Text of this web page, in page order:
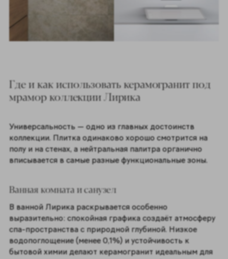
Где и как использовать керамогранит под
мрамор коллекции Лирика
Универсальность — одно из главных достоинств
коллекции. Плитка одинаково хорошо смотрится на
полу и на стенах, а нейтральная палитра органично
вписывается в самые разные функциональные зоны.
Ванная комната и санузел
В ванной Лирика раскрывается особенно
выразительно: спокойная графика создаёт атмосферу
спа-пространства с природной глубиной. Низкое
водопоглощение (менее 0,1%) и устойчивость к
бытовой химии делают керамогранит идеальным для